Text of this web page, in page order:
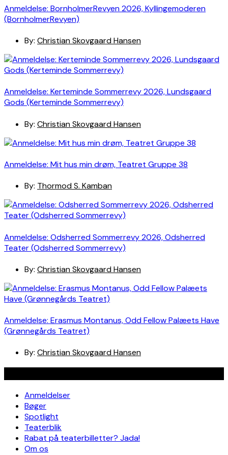
Anmeldelse: BornholmerRevyen 2026, Kyllingemoderen
(BornholmerRevyen)
By: Christian Skovgaard Hansen
Anmeldelse: Kerteminde Sommerrevy 2026, Lundsgaard
Gods (Kerteminde Sommerrevy)
By: Christian Skovgaard Hansen
Anmeldelse: Mit hus min drøm, Teatret Gruppe 38
By: Thormod S. Kamban
Anmeldelse: Odsherred Sommerrevy 2026, Odsherred
Teater (Odsherred Sommerrevy)
By: Christian Skovgaard Hansen
Anmeldelse: Erasmus Montanus, Odd Fellow Palæets Have
(Grønnegårds Teatret)
By: Christian Skovgaard Hansen
Anmeldelser
Bøger
Spotlight
Teaterblik
Rabat på teaterbilletter? Jada!
Om os